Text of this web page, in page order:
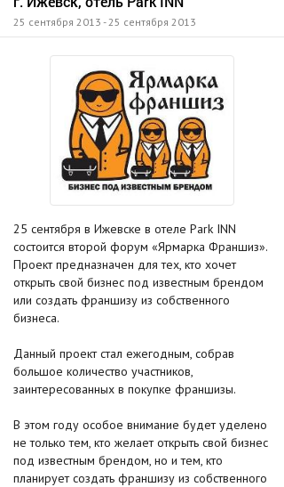
25 сентября 2013 - 25 сентября 2013
25 сентября в Ижевске в отеле Park INN
состоится второй форум «Ярмарка Франшиз».
Проект предназначен для тех, кто хочет
открыть свой бизнес под известным брендом
или создать франшизу из собственного
бизнеса.
Данный проект стал ежегодным, собрав
большое количество участников,
заинтересованных в покупке франшизы.
В этом году особое внимание будет уделено
не только тем, кто желает открыть свой бизнес
под известным брендом, но и тем, кто
планирует создать франшизу из собственного